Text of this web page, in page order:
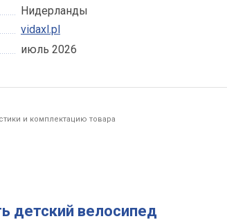
Нидерланды
vidaxl.pl
июль 2026
и комплектацию товара
детский велосипед